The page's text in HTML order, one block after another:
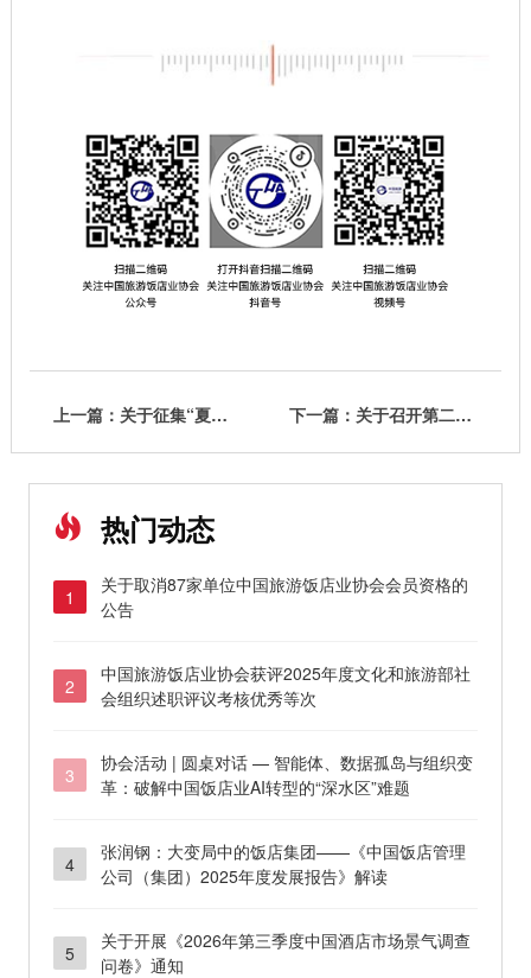
上一篇：关于征集“夏季美食”视频的通知 下一篇：关于召开第二十三届中国饭店集团化发展大会的通知
热门动态
1
关于取消87家单位中国旅游饭店业协会会员资格的
公告
2
中国旅游饭店业协会获评2025年度文化和旅游部社
会组织述职评议考核优秀等次
3
协会活动 | 圆桌对话 — 智能体、数据孤岛与组织变
革：破解中国饭店业AI转型的“深水区”难题
4
张润钢：大变局中的饭店集团——《中国饭店管理
公司（集团）2025年度发展报告》解读
5
关于开展《2026年第三季度中国酒店市场景气调查
问卷》通知